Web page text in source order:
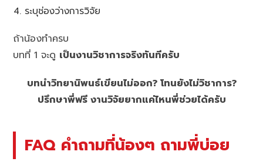
ระบุช่องว่างการวิจัย
ถ้าน้องทำครบ
บทที่ 1 จะดู เป็นงานวิชาการจริงทันทีครับ
บทนำวิทยานิพนธ์เขียนไม่ออก? โทนยังไม่วิชาการ?
ปรึกษาพี่ฟรี งานวิจัยยากแค่ไหนพี่ช่วยได้ครับ
FAQ คำถามที่น้องๆ ถามพี่บ่อย